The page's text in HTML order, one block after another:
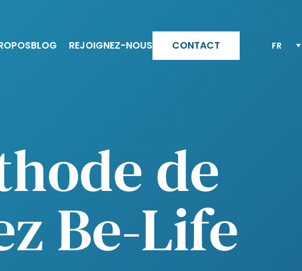
BLOG REJOIGNEZ-NOUS CONTACT
de
Be-Life